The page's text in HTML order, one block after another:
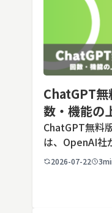
ChatGPT無
数・機能の
点を解説【
ChatGPT無料
は、OpenAI社
サービスです
2026-07-22